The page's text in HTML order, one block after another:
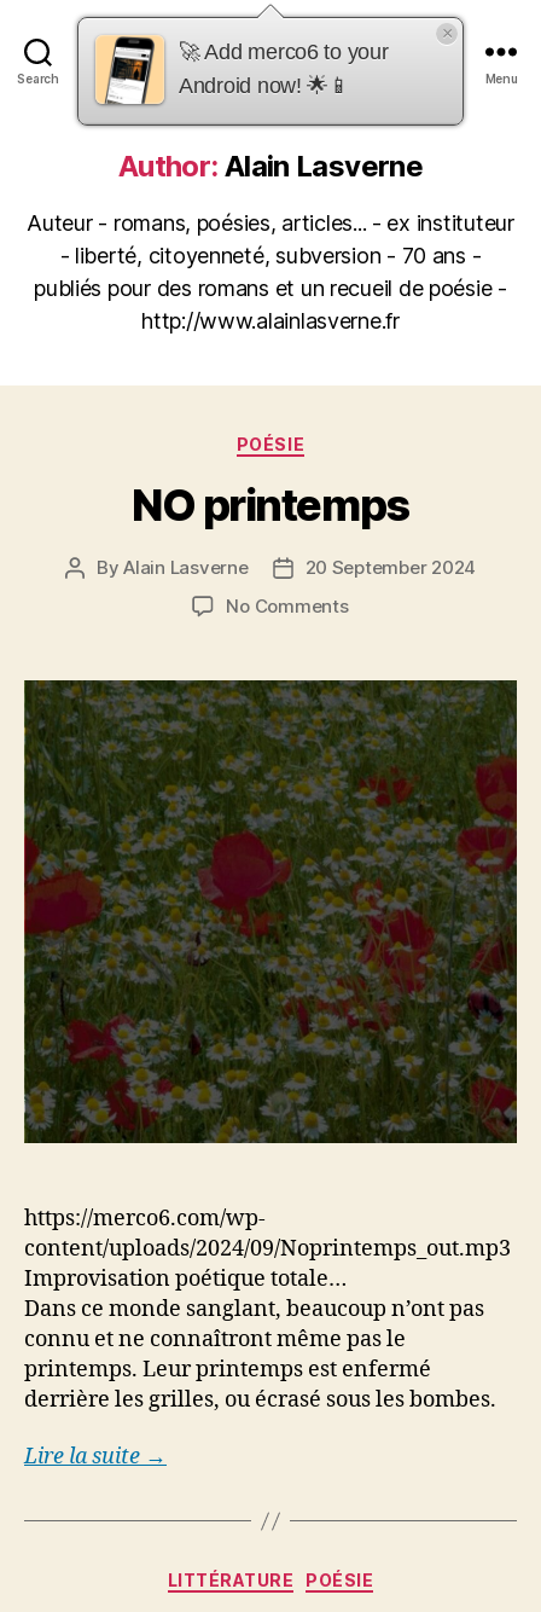
Search
merco6
Menu
Author: Alain Lasverne
Auteur - romans, poésies, articles... - ex instituteur
- liberté, citoyenneté, subversion - 70 ans -
publiés pour des romans et un recueil de poésie -
http://www.alainlasverne.fr
Categories
POÉSIE
NO printemps
PostByAlain Lasverne
Post20 September 2024
No Commentson
https://merco6.com/wp-
content/uploads/2024/09/Noprintemps_out.mp3
Improvisation poétique totale…
Dans ce monde sanglant, beaucoup n’ont pas
connu et ne connaîtront même pas le
printemps. Leur printemps est enfermé
derrière les grilles, ou écrasé sous les bombes.
Lire la suite →
Categories
LITTÉRATURE POÉSIE
🚀 Add merco6 to your
Android now! 🌟📱
×